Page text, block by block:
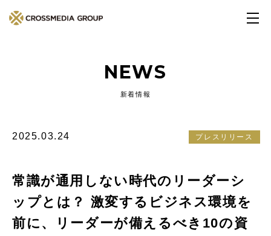
NEWS
新着情報
2025.03.24 プレスリリース
常識が通用しない時代のリーダーシ
ップとは？ 激変するビジネス環境を
前に、リーダーが備えるべき10の資